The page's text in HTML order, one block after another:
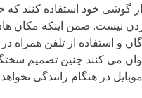
از گوشی خود استفاده کنند
نیست. ضمن اینکه مکان
و استفاده از تلفن همراه
می کنند چنین تصمیم
در هنگام رانندگی